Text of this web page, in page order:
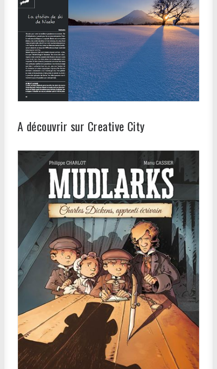
A découvrir sur Creative City